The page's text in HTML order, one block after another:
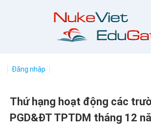
Đăng nhập
Thứ hạng hoạt động các
PGD&ĐT TPTDM tháng 12